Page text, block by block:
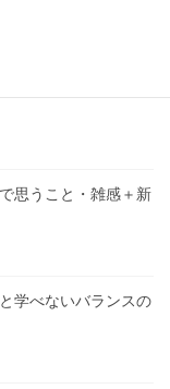
思うこと・雑感＋新
学べないバランスの